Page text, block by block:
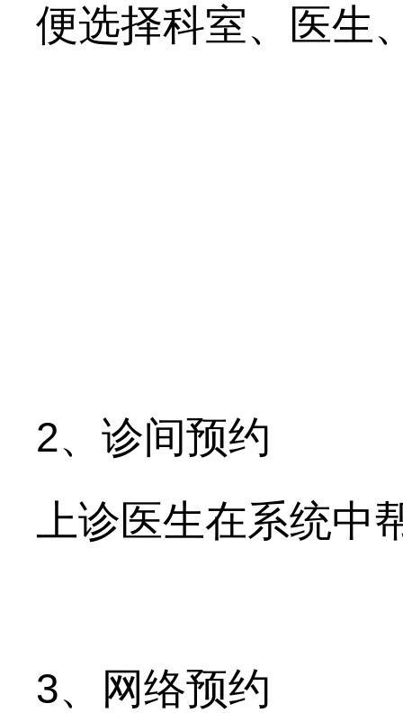
便选择科室、医生
2、诊间预约
上诊医生在系统中
3、网络预约